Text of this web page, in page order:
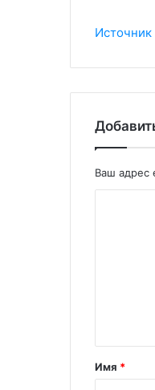
Источник
Ваш адрес
Имя *